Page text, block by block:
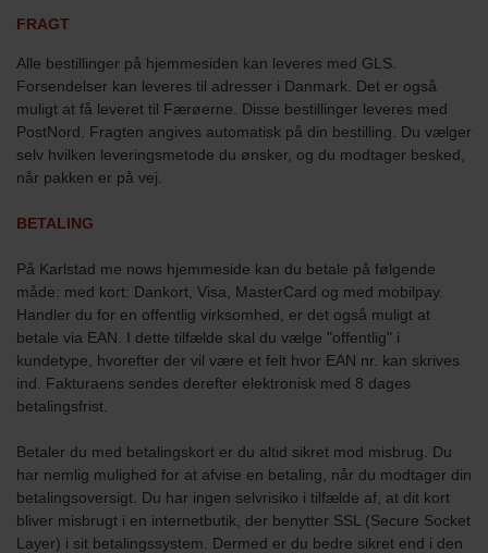
FRAGT
Alle bestillinger på hjemmesiden kan leveres med GLS.
Forsendelser kan leveres til adresser i Danmark. Det er også
muligt at få leveret til Færøerne. Disse bestillinger leveres med
PostNord. Fragten angives automatisk på din bestilling. Du vælger
selv hvilken leveringsmetode du ønsker, og du modtager besked,
når pakken er på vej.
BETALING
På Karlstad me nows hjemmeside kan du betale på følgende
måde: med kort: Dankort, Visa, MasterCard og med mobilpay.
Handler du for en offentlig virksomhed, er det også muligt at
betale via EAN. I dette tilfælde skal du vælge "offentlig" i
kundetype, hvorefter der vil være et felt hvor EAN nr. kan skrives
ind. Fakturaens sendes derefter elektronisk med 8 dages
betalingsfrist.
Betaler du med betalingskort er du altid sikret mod misbrug. Du
har nemlig mulighed for at afvise en betaling, når du modtager din
betalingsoversigt. Du har ingen selvrisiko i tilfælde af, at dit kort
bliver misbrugt i en internetbutik, der benytter SSL (Secure Socket
Layer) i sit betalingssystem. Dermed er du bedre sikret end i den